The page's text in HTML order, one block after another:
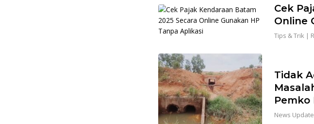
Cek
Online
Tips & Trik |
Tidak
Pemko
News Update